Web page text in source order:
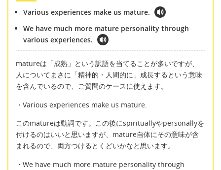
Various experiences make us mature.
We have much more mature personality through
various experiences.
matureは「成熟」という訳語を当てることが多いですが、
人についてまさに「精神的・人間的に」成長するという意味
を含んでいるので、ご質問のケースに使えます。
・Various experiences make us mature.
このmatureは動詞です。この後にspirituallyやpersonallyを
付けるのはいいと思いますが、mature自体にその意味が含
まれるので、両方つけるとくどいかなと思います。
・We have much more mature personality through